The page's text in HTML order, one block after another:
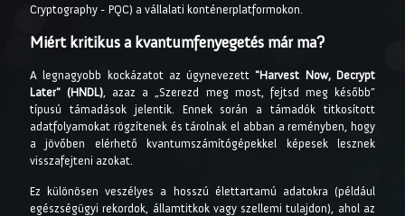
Cryptography - PQC) a vállalati konténerplatformokon.
Miért kritikus a kvantumfenyegetés már ma?
A legnagyobb kockázatot az úgynevezett"Harvest Now, Decrypt
Later" (HNDL), azaz a „Szerezd meg most, fejtsd meg később”
típusú támadások jelentik. Ennek során a támadók titkosított
adatfolyamokat rögzítenek és tárolnak el abban a reményben, hogy
a jövőben elérhető kvantumszámítógépekkel képesek lesznek
visszafejteni azokat.
Ez különösen veszélyes a hosszú élettartamú adatokra (például
egészségügyi rekordok, államtitkok vagy szellemi tulajdon), ahol az